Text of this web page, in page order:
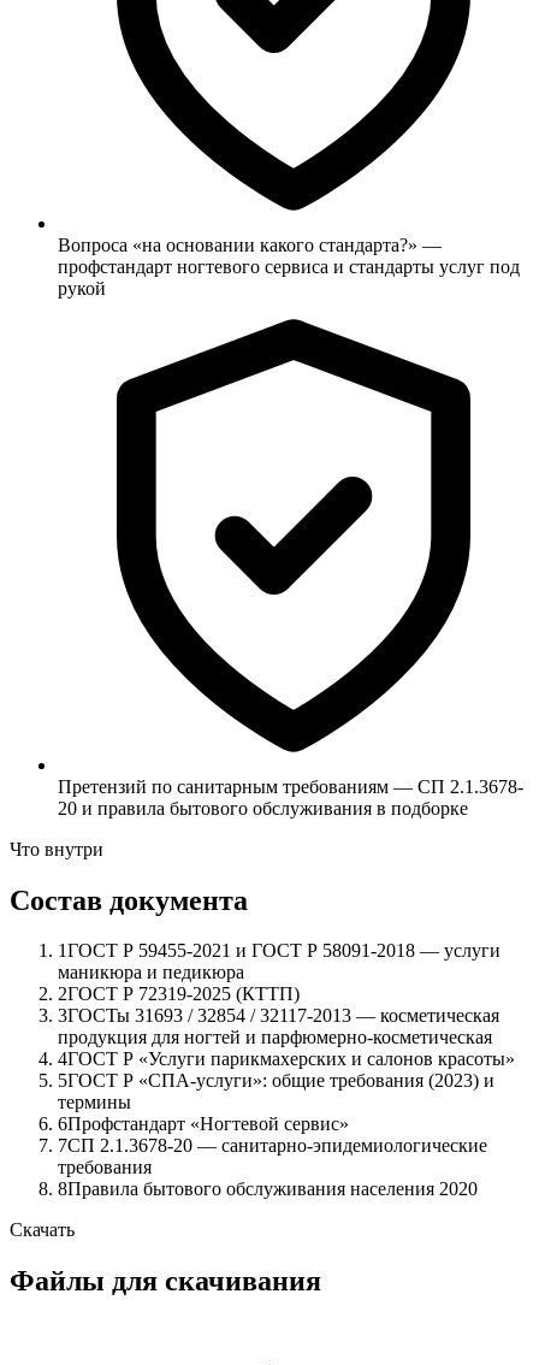
Вопроса «на основании какого стандарта?» —
профстандарт ногтевого сервиса и стандарты услуг под
рукой
Претензий по санитарным требованиям — СП 2.1.3678-
20 и правила бытового обслуживания в подборке
Что внутри
Состав документа
1ГОСТ Р 59455-2021 и ГОСТ Р 58091-2018 — услуги
маникюра и педикюра
2ГОСТ Р 72319-2025 (КТТП)
3ГОСТы 31693 / 32854 / 32117-2013 — косметическая
продукция для ногтей и парфюмерно-косметическая
4ГОСТ Р «Услуги парикмахерских и салонов красоты»
5ГОСТ Р «СПА-услуги»: общие требования (2023) и
термины
6Профстандарт «Ногтевой сервис»
7СП 2.1.3678-20 — санитарно-эпидемиологические
требования
8Правила бытового обслуживания населения 2020
Скачать
Файлы для скачивания